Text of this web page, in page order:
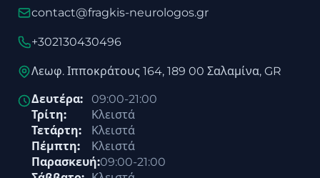
contact@fragkis-neurologos.gr
+302130430496
Λεωφ. Ιπποκράτους 164, 189 00 Σαλαμίνα, GR
Δευτέρα:
09:00-21:00
Τρίτη:
Κλειστά
Τετάρτη:
Κλειστά
Πέμπτη:
Κλειστά
Παρασκευή:09:00-21:00